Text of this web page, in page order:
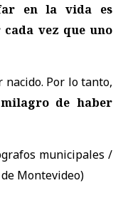
en la vida es
vez que uno
Por lo tanto,
de haber
municipales /
Montevideo)